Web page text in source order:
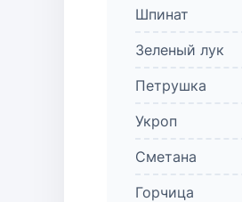
Шпинат
Зеленый лук
Петрушка
Укроп
Сметана
Горчица